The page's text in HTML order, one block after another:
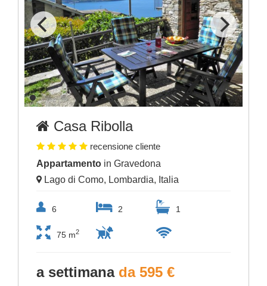
Casa Ribolla
recensione cliente
Appartamento in Gravedona
Lago di Como, Lombardia, Italia
6 2 1
75 m2
a settimana da 595 €